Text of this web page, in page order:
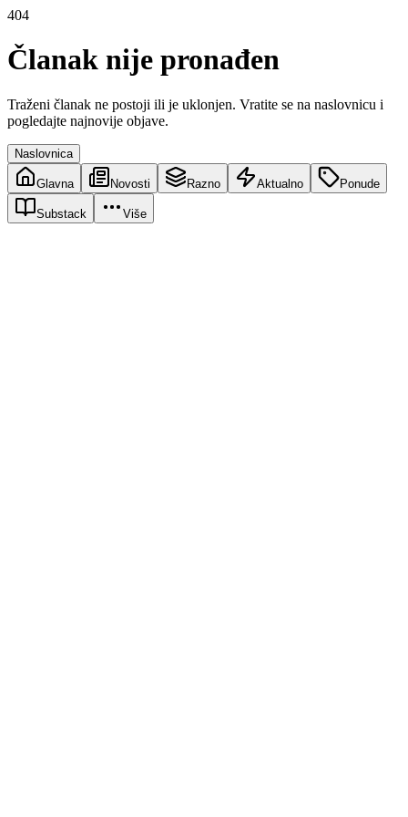
404
Članak nije pronađen
Traženi članak ne postoji ili je uklonjen. Vratite se na naslovnicu i
pogledajte najnovije objave.
Naslovnica
Glavna Novosti Razno Aktualno Ponude
Substack Više